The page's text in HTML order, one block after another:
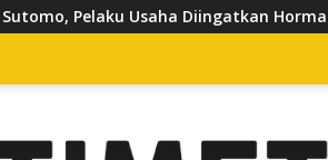
Hormati Hak Pejalan Kaki